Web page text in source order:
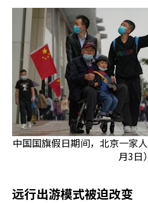
中国国旗假日期间，北京一家
月3日）
远行出游模式被迫改变